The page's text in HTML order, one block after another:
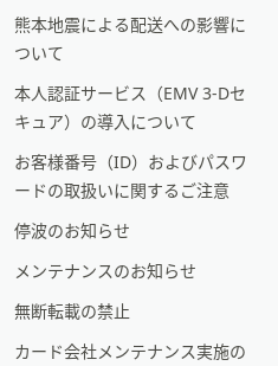
熊本地震による配送への影響に
ついて
本人認証サービス（EMV 3-Dセ
キュア）の導入について
お客様番号（ID）およびパスワ
ードの取扱いに関するご注意
停波のお知らせ
メンテナンスのお知らせ
無断転載の禁止
カード会社メンテナンス実施の